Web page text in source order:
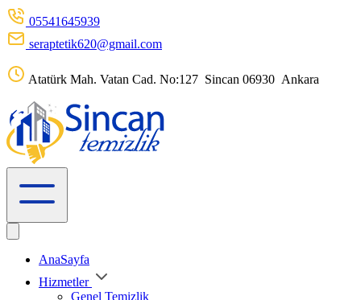
05541645939
seraptetik620@gmail.com
Atatürk Mah. Vatan Cad. No:127 Sincan 06930 Ankara
AnaSayfa
Hizmetler
Genel Temizlik